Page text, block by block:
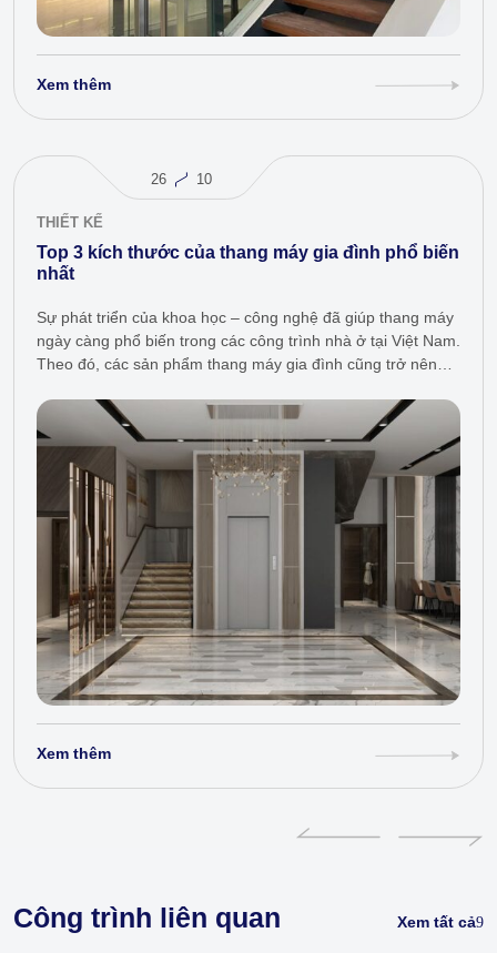
Xem thêm
26 10
THIẾT KẾ
Top 3 kích thước của thang máy gia đình phổ biến
nhất
Sự phát triển của khoa học – công nghệ đã giúp thang máy
ngày càng phổ biến trong các công trình nhà ở tại Việt Nam.
Theo đó, các sản phẩm thang máy gia đình cũng trở nên
Xem thêm
Công trình liên quan Xem tất cả